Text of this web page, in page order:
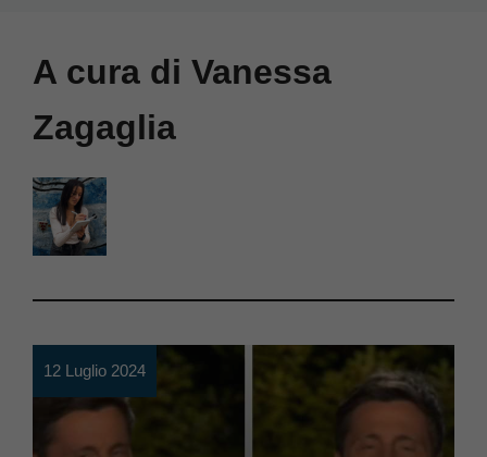
A cura di Vanessa
Zagaglia
12 Luglio 2024